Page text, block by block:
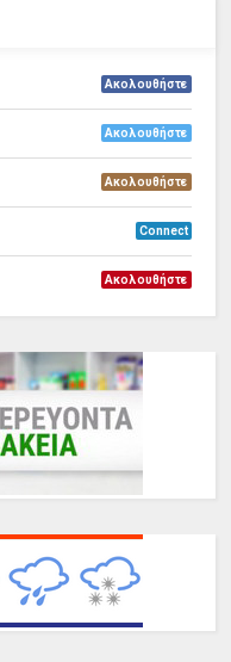
Ακολουθήστε
Ακολουθήστε
Ακολουθήστε
Connect
Ακολουθήστε